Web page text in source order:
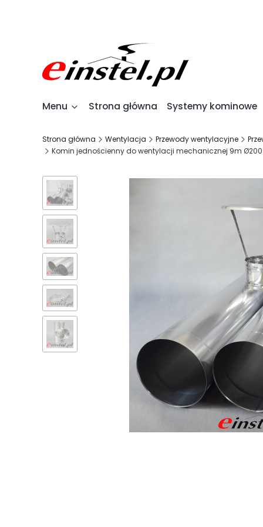
Menu Strona główna Systemy kominowe
Strona główna Wentylacja Przewody wentylacyjne
Komin jednościenny do wentylacji mechanicznej 9m